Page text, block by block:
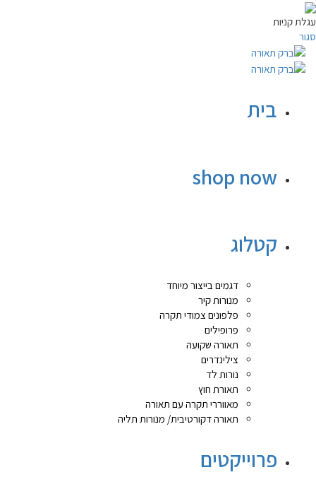
עגלת קניות
סגור
בית
shop now
קטלוג
דגמים בייצור מיוחד
מנורות קיר
פלפונים צמודי תקרה
פרופילים
תאורה שקועה
צילינדרים
נורות לד
תאורת חוץ
מאווררי תקרה עם תאורה
תאורה דקורטיבית/ מנורות תליה
פרוייקטים